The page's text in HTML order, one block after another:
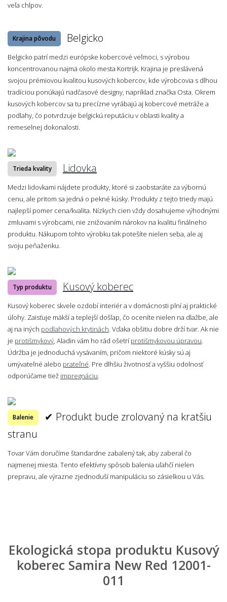
veľa chlpov.
Krajina pôvodu Belgicko
Belgicko patrí medzi európske kobercové veľmoci, s výrobou
koncentrovanou najmä okolo mesta Kortrijk. Krajina je preslávená
svojou prémiovou kvalitou kusových kobercov, kde výrobcovia s dlhou
tradíciou ponúkajú nadčasové designy, napríklad značka Osta. Okrem
kusových kobercov sa tu precízne vyrábajú aj kobercové metráže a
podlahy, čo potvrdzuje belgickú reputáciu v oblasti kvality a
remeselnej dokonalosti.
Trieda kvality Lidovka
Medzi lidovkami nájdete produkty, ktoré si zaobstaráte za výbornú
cenu, ale pritom sa jedná o pekné kúsky. Produkty z tejto triedy majú
najlepší pomer cena/kvalita. Nízkych cien vždy dosahujeme výhodnými
zmluvami s výrobcami, nie znižovaním nárokov na kvalitu finálneho
produktu. Nákupom tohto výrobku tak potešíte nielen seba, ale aj
svoju peňaženku.
Typ produktu Kusový koberec
Kusový koberec skvele ozdobí interiér a v domácnosti plní aj praktické
úlohy. Zaisťuje mäkší a teplejší došľap, čo oceníte nielen na dlažbe, ale
aj na iných podlahových krytinách . Vďaka obšitiu dobre drží tvar. Ak nie
je protišmykový , Aladin vám ho rád ošetríprotišmykovou úpravou
Údržba je jednoduchá vysávaním, pričom niektoré kúsky sú aj
umývateľné alebo prateľné . Pre dlhšiu životnosť a vyššiu odolnosť
odporúčame tiež impregnáciu
Balenie
✔ Produkt bude zrolovaný na kratšiu
stranu
Tovar Vám doručíme štandardne zabalený tak, aby zaberal čo
najmenej miesta. Tento efektívny spôsob balenia uľahčí nielen
prepravu, ale výrazne zjednoduší manipuláciu so zásielkou u Vás.
Ekologická stopa produktu Kusový
koberec Samira New Red 12001-
011